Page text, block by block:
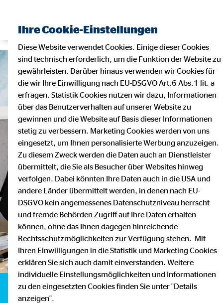
Ihre Cookie-Einstellungen
Diese Website verwendet Cookies. Einige dieser Cookies
sind technisch erforderlich, um die Funktion der Website zu
gewährleisten. Darüber hinaus verwenden wir Cookies für
die wir Ihre Einwilligung nach EU-DSGVO Art.6 Abs.1 lit. a
erfragen. Statistik Cookies nutzen wir dazu, Informationen
über das Benutzerverhalten auf unserer Website zu
gewinnen und die Website auf Basis dieser Informationen
stetig zu verbessern. Marketing Cookies werden von uns
eingesetzt, um Ihnen personalisierte Werbung anzuzeigen.
Zu diesem Zweck werden die Daten auch an Dienstleister
übermittelt, die Sie als Besucher über Websites hinweg
verfolgen. Dabei könnten Ihre Daten auch in die USA und
andere Länder übermittelt werden, in denen nach EU-
DSGVO kein angemessenes Datenschutzniveau herrscht
und fremde Behörden Zugriff auf Ihre Daten erhalten
können, ohne das Ihnen dagegen hinreichende
Rechtsschutzmöglichkeiten zur Verfügung stehen. Mit
Ihren Einwilligungen in die Statistik und Marketing Cookies
erklären Sie sich auch damit einverstanden. Weitere
individuelle Einstellungsmöglichkeiten und Informationen
zu den eingesetzten Cookies finden Sie unter "Details
anzeigen".